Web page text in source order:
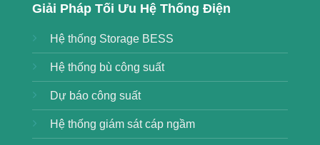
Giải Pháp Tối Ưu Hệ Thống Điện
Hệ thống Storage BESS
Hệ thống bù công suất
Dự báo công suất
Hệ thống giám sát cáp ngầm